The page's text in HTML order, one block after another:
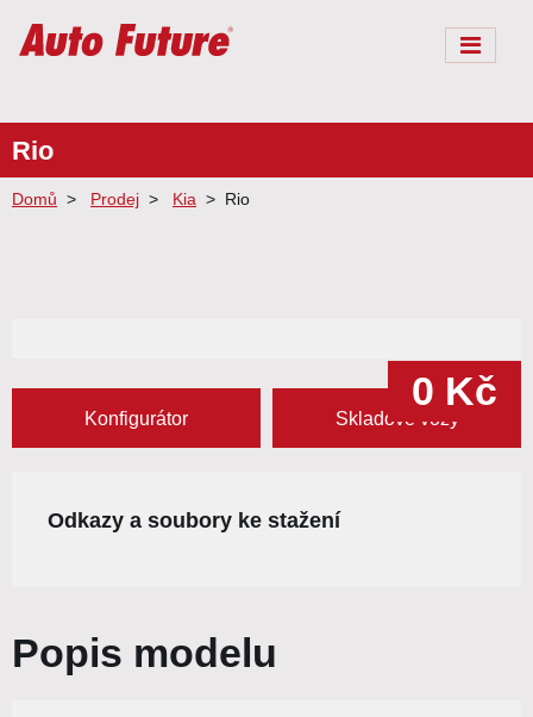
Rio
Domů Prodej Kia Rio
Popis modelu
Konfigurátor Skladové vozy
Odkazy a soubory ke stažení
0 Kč